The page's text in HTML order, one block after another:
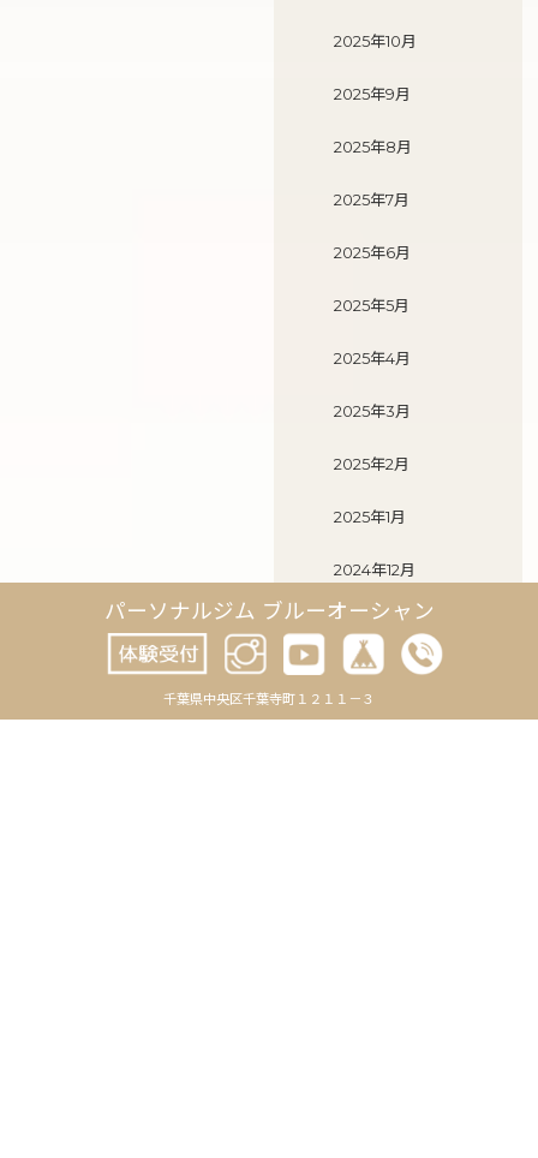
2025年10月
2025年9月
2025年8月
2025年7月
2025年6月
2025年5月
2025年4月
2025年3月
2025年2月
2025年1月
2024年12月
2024年11月
2024年10月
パーソナルジム ブルーオーシャン
千葉県中央区千葉寺町１２１１－３